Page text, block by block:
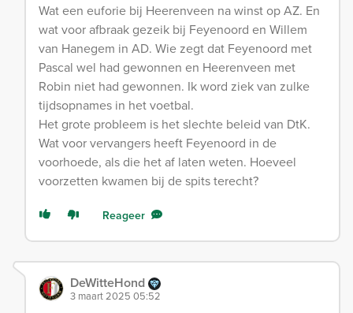
Wat een euforie bij Heerenveen na winst op AZ. En
wat voor afbraak gezeik bij Feyenoord en Willem
van Hanegem in AD. Wie zegt dat Feyenoord met
Pascal wel had gewonnen en Heerenveen met
Robin niet had gewonnen. Ik word ziek van zulke
tijdsopnames in het voetbal.
Het grote probleem is het slechte beleid van DtK.
Wat voor vervangers heeft Feyenoord in de
voorhoede, als die het af laten weten. Hoeveel
voorzetten kwamen bij de spits terecht?
Reageer
DeWitteHond
3 maart 2025 05:52